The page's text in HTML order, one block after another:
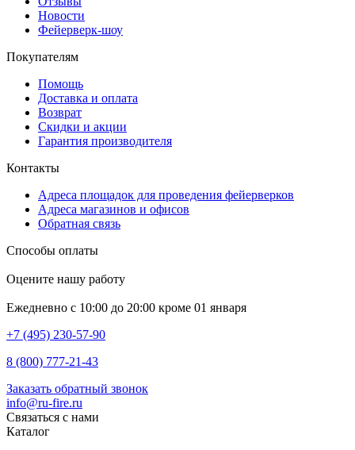
Новости
Фейерверк-шоу
Покупателям
Помощь
Доставка и оплата
Возврат
Скидки и акции
Гарантия производителя
Контакты
Адреса площадок для проведения фейерверков
Адреса магазинов и офисов
Обратная связь
Способы оплаты
Оцените нашу работу
Ежедневно с 10:00 до 20:00 кроме 01 января
+7 (495) 230-57-90
8 (800) 777-21-43
Заказать обратный звонок
info@ru-fire.ru
Связаться с нами
Каталог